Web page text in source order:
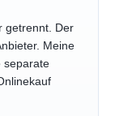
getrennt. Der
Meine
separate